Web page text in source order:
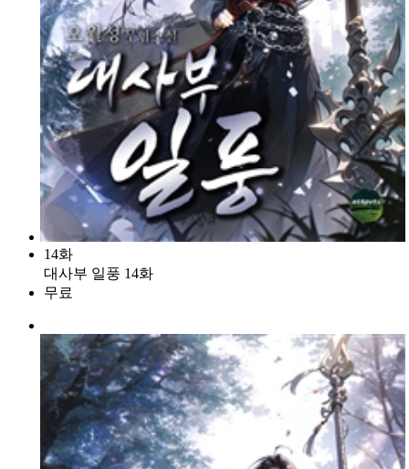
14화
대사부 일풍 14화
무료